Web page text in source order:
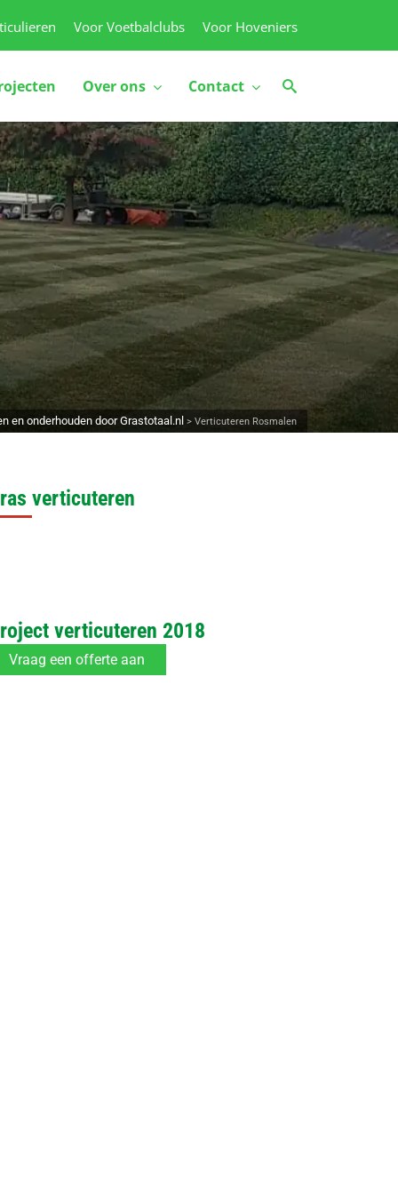
Voor Voetbalclubs Voor Hoveniers
Over ons Contact
en onderhouden door Grastotaal.nl > Verticuteren Rosmalen
verticuteren
verticuteren 2018
Vraag een offerte aan